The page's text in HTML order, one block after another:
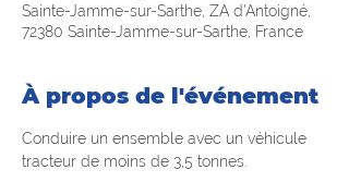
Sainte-Jamme-sur-Sarthe, ZA d'Antoigné,
72380 Sainte-Jamme-sur-Sarthe, France
À propos de l'événement
Conduire un ensemble avec un véhicule
tracteur de moins de 3,5 tonnes.